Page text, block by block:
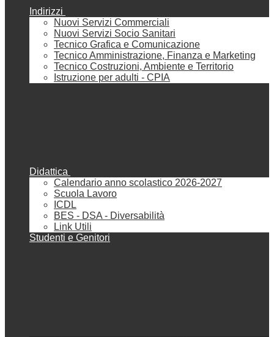
Indirizzi
Nuovi Servizi Commerciali
Nuovi Servizi Socio Sanitari
Tecnico Grafica e Comunicazione
Tecnico Amministrazione, Finanza e Marketing
Tecnico Costruzioni, Ambiente e Territorio
Istruzione per adulti - CPIA
Didattica
Calendario anno scolastico 2026-2027
Scuola Lavoro
ICDL
BES - DSA - Diversabilità
Link Utili
Studenti e Genitori